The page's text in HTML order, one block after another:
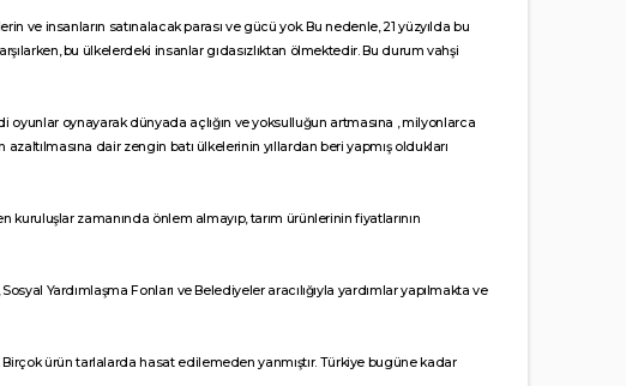
ve insanların satınalacak parası ve gücü yok. Bu nedenle, 21 yüzyılda bu
bu ülkelerdeki insanlar gıdasızlıktan ölmektedir. Bu durum vahşi
oynayarak dünyada açlığın ve yoksulluğun artmasına , milyonlarca
dair zengin batı ülkelerinin yıllardan beri yapmış oldukları
kuruluşlar zamanında önlem almayıp, tarım ürünlerinin fiyatlarının
Yardımlaşma Fonları ve Belediyeler aracılığıyla yardımlar yapılmakta ve
ürün tarlalarda hasat edilemeden yanmıştır. Türkiye bugüne kadar